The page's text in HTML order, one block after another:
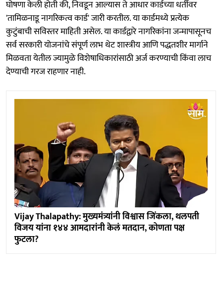
घोषणा केली होती की, निवडून आल्यास ते आधार कार्डच्या धर्तीवर
'तामिळनाडू नागरिकत्व कार्ड' जारी करतील. या कार्डमध्ये प्रत्येक
कुटुंबाची सविस्तर माहिती असेल. या कार्डद्वारे नागरिकांना जन्मापासूनच
सर्व सरकारी योजनांचे संपूर्ण लाभ थेट शास्त्रीय आणि पद्धतशीर मार्गाने
मिळवता येतील ज्यामुळे विशेषाधिकारांसाठी अर्ज करण्याची किंवा लाच
देण्याची गरज राहणार नाही.
Vijay Thalapathy: मुख्यमंत्र्यांनी विश्वास जिंकला, थलपती
विजय यांना १४४ आमदारांनी केलं मतदान, कोणता पक्ष
फुटला?